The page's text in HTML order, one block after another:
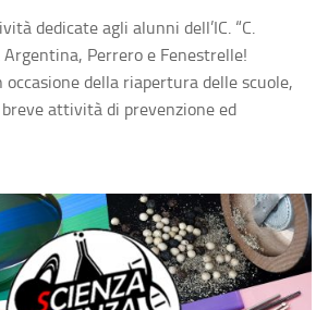
dedicate agli alunni dell’IC. “C.
Argentina, Perrero e Fenestrelle!
occasione della riapertura delle scuole,
attività di prevenzione ed